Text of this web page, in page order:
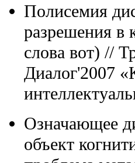
Полисемия
разрешения в
слова вот) //
Диалог'2007
Означающее
объект